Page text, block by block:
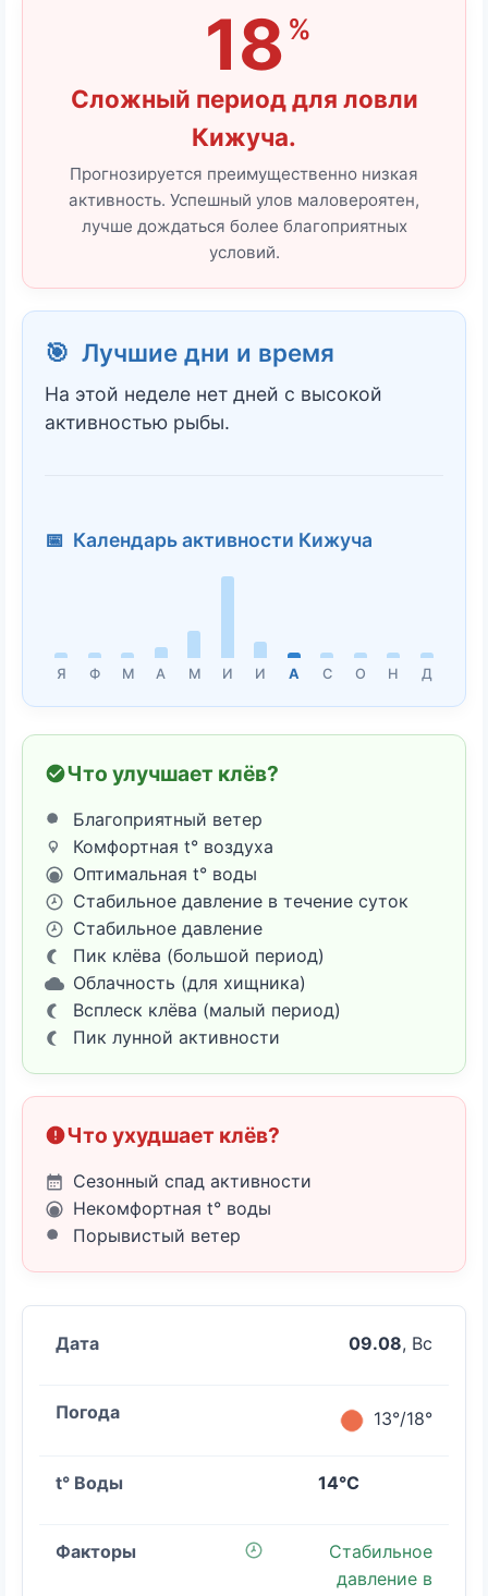
18 %
Сложный период для ловли
Кижуча.
Прогнозируется преимущественно низкая
активность. Успешный улов маловероятен,
лучше дождаться более благоприятных
условий.
🎯 Лучшие дни и время
На этой неделе нет дней с высокой
активностью рыбы.
📅 Календарь активности Кижуча
Я Ф М А М И И А С О Н Д
Что улучшает клёв?
Благоприятный ветер
Комфортная t° воздуха
Оптимальная t° воды
Стабильное давление в течение суток
Стабильное давление
Пик клёва (большой период)
Облачность (для хищника)
Всплеск клёва (малый период)
Пик лунной активности
Что ухудшает клёв?
Сезонный спад активности
Некомфортная t° воды
Порывистый ветер
09.08, Вс
13°/18°
14°C
Стабильное
давление в